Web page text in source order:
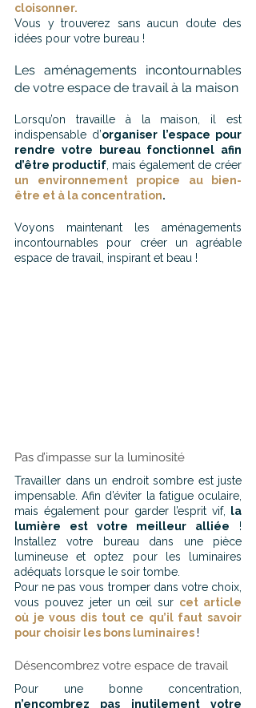
cloisonner.
Vous y trouverez sans aucun doute des
idées pour votre bureau !
Les aménagements incontournables
de votre espace de travail à la maison
Lorsqu’on travaille à la maison, il est
indispensable d’organiser l’espace pour
rendre votre bureau fonctionnel afin
d’être productif
un environnement propice au bien-
être et à la concentration.
Voyons maintenant les aménagements
incontournables pour créer un agréable
espace de travail, inspirant et beau !
Pas d’impasse sur la luminosité
Travailler dans un endroit sombre est juste
impensable. Afin d’éviter la fatigue oculaire,
mais également pour garder l’esprit vif, la
lumière est votre meilleur alliée !
Installez votre bureau dans une pièce
lumineuse et optez pour les luminaires
adéquats lorsque le soir tombe.
Pour ne pas vous tromper dans votre choix,
vous pouvez jeter un œil sur cet article
où je vous dis tout ce qu’il faut savoir
pour choisir les bons luminaires !
Désencombrez votre espace de travail
Pour une bonne concentration,
n’encombrez pas inutilement votre